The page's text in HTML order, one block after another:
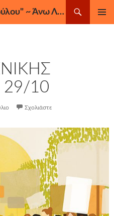
ΣΕΠΕ "Ηρώ Κωνσταντοπούλου" ~ Άνω Λιόσια, Ζεφύρι, Φυλή
10
Σχολιάστε